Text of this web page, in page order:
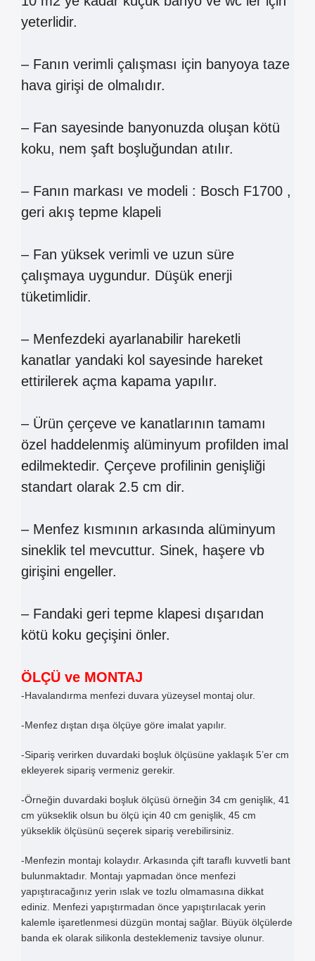
yeterlidir.
– Fanın verimli çalışması için banyoya taze
hava girişi de olmalıdır.
– Fan sayesinde banyonuzda oluşan kötü
koku, nem şaft boşluğundan atılır.
– Fanın markası ve modeli : Bosch F1700 ,
geri akış tepme klapeli
– Fan yüksek verimli ve uzun süre
çalışmaya uygundur. Düşük enerji
tüketimlidir.
– Menfezdeki ayarlanabilir hareketli
kanatlar yandaki kol sayesinde hareket
ettirilerek açma kapama yapılır.
– Ürün çerçeve ve kanatlarının tamamı
özel haddelenmiş alüminyum profilden imal
edilmektedir. Çerçeve profilinin genişliği
standart olarak 2.5 cm dir.
– Menfez kısmının arkasında alüminyum
sineklik tel mevcuttur. Sinek, haşere vb
girişini engeller.
– Fandaki geri tepme klapesi dışarıdan
kötü koku geçişini önler.
ÖLÇÜ ve MONTAJ
-Havalandırma menfezi duvara yüzeysel montaj olur.
-Menfez dıştan dışa ölçüye göre imalat yapılır.
-Sipariş verirken duvardaki boşluk ölçüsüne yaklaşık 5’er cm
ekleyerek sipariş vermeniz gerekir.
-Örneğin duvardaki boşluk ölçüsü örneğin 34 cm genişlik, 41
cm yükseklik olsun bu ölçü için 40 cm genişlik, 45 cm
yükseklik ölçüsünü seçerek sipariş verebilirsiniz.
-Menfezin montajı kolaydır. Arkasında çift taraflı kuvvetli bant
bulunmaktadır. Montajı yapmadan önce menfezi
yapıştıracağınız yerin ıslak ve tozlu olmamasına dikkat
ediniz. Menfezi yapıştırmadan önce yapıştırılacak yerin
kalemle işaretlenmesi düzgün montaj sağlar. Büyük ölçülerde
banda ek olarak silikonla desteklemeniz tavsiye olunur.